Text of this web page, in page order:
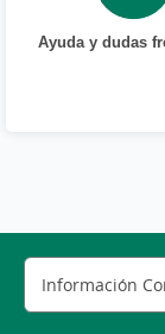
Ayuda y dudas